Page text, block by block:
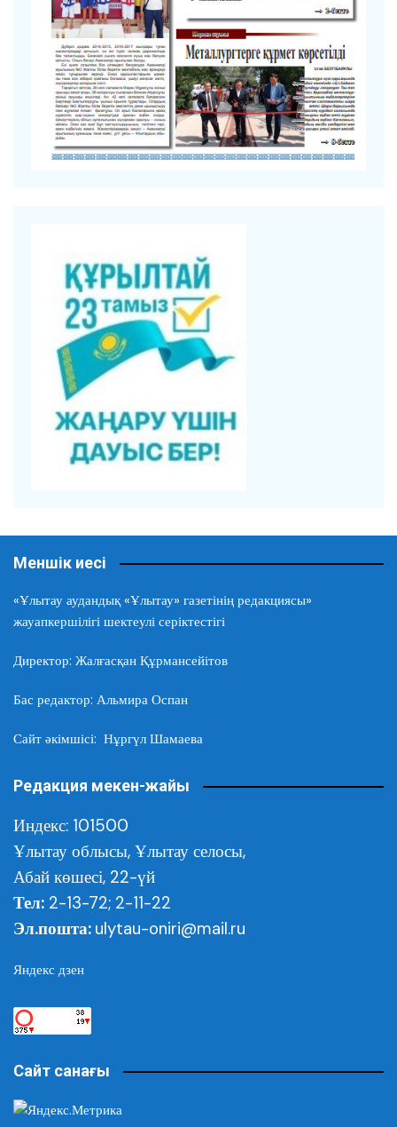
Меншік иесі
«Ұлытау аудандық «Ұлытау» газетінің редакциясы»
жауапкершілігі шектеулі серіктестігі
Директор: Жалғасқан Құрмансейітов
Бас редактор: Альмира Оспан
Сайт әкімшісі: Нұргүл Шамаева
Редакция мекен-жайы
Индекс: 101500
Ұлытау облысы, Ұлытау селосы,
Абай көшесі, 22-үй
Тел: 2-13-72; 2-11-22
Эл.пошта: ulytau-oniri@mail.ru
Яндекс дзен
Сайт санағы